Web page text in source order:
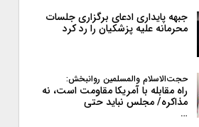
جبهه پایداری ادعای برگزاری جلسات
محرمانه علیه پزشکیان را رد کرد
حجت‌الاسلام والمسلمین روانبخش:
راه مقابله با آمریکا مقاومت است، نه
مذاکره/ مجلس نباید حتی
…